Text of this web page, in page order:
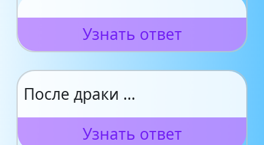
Узнать ответ
После драки …
Узнать ответ